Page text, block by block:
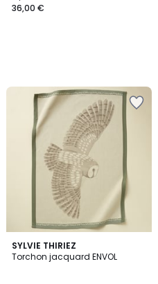
36,00 €
SYLVIE THIRIEZ
Torchon jacquard ENVOL
2
Couleurs